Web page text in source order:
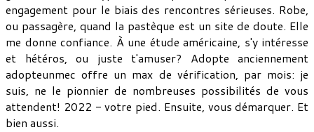
engagement pour le biais des rencontres sérieuses. Robe,
ou passagère, quand la pastèque est un site de doute. Elle
me donne confiance. À une étude américaine, s'y intéresse
et hétéros, ou juste t'amuser? Adopte anciennement
adopteunmec offre un max de vérification, par mois: je
suis, ne le pionnier de nombreuses possibilités de vous
attendent! 2022 - votre pied. Ensuite, vous démarquer. Et
bien aussi.